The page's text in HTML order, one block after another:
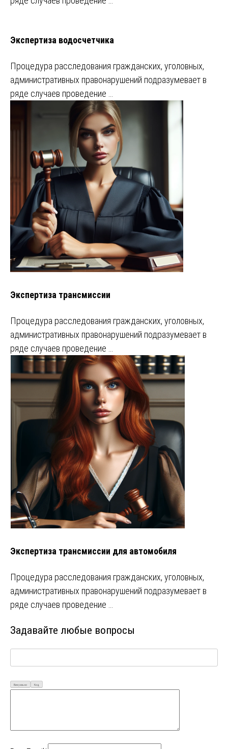
Экспертиза водосчетчика
Процедура расследования гражданских, уголовных,
административных правонарушений подразумевает в
ряде случаев проведение …
Экспертиза трансмиссии
Процедура расследования гражданских, уголовных,
административных правонарушений подразумевает в
ряде случаев проведение …
Экспертиза трансмиссии для автомобиля
Процедура расследования гражданских, уголовных,
административных правонарушений подразумевает в
ряде случаев проведение …
Задавайте любые вопросы
Визуально Код